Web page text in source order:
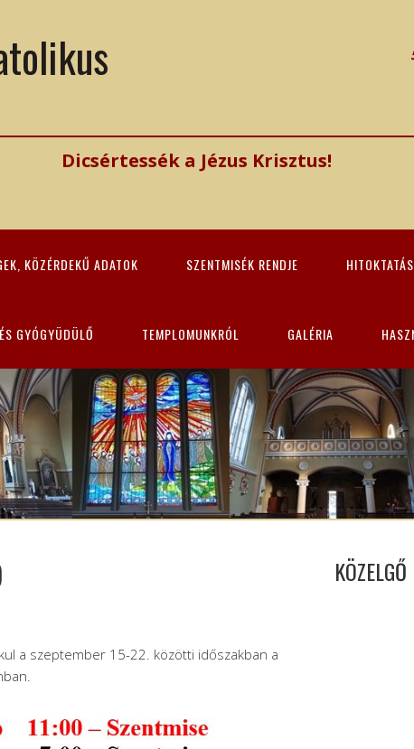
Dicsértessék a Jézus Krisztus!
KÖZÉRDEKŰ ADATOK SZENTMISÉK RENDJE HITOKTATÁS
GYÓGYÜDÜLŐ TEMPLOMUNKRÓL GALÉRIA
a szeptember 15-22. közötti időszakban a